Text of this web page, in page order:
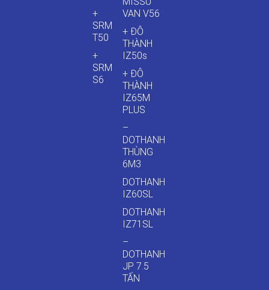
+
SRM
T50
+
SRM
S6
VAN V56
+ ĐÔ
THÀNH
IZ50s
+ ĐÔ
THÀNH
IZ65M
PLUS
–
DOTHANH
THÙNG
6M3
DOTHANH
IZ60SL
DOTHANH
IZ71SL
–
DOTHANH
JP 7.5
TẤN